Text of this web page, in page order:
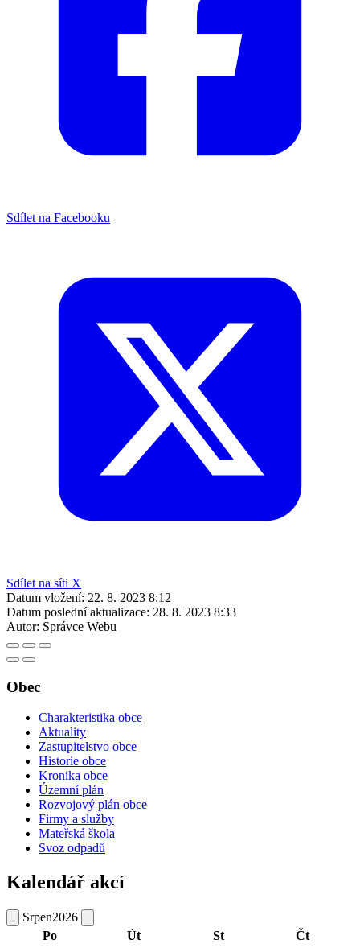
Sdílet na Facebooku
Sdílet na síti X
Datum vložení: 22. 8. 2023 8:12
Datum poslední aktualizace: 28. 8. 2023 8:33
Autor: Správce Webu
Obec
Charakteristika obce
Aktuality
Zastupitelstvo obce
Historie obce
Kronika obce
Územní plán
Rozvojový plán obce
Firmy a služby
Mateřská škola
Svoz odpadů
Kalendář akcí
Srpen2026
Po
Út St Čt